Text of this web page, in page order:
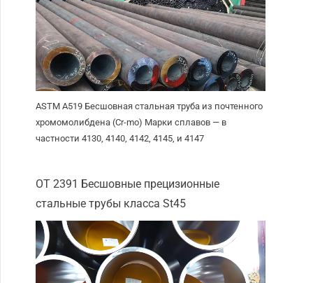
ASTM A519 Бесшовная стальная труба из почтенного
хромомолибдена (Cr-mo) Марки сплавов — в
частности 4130, 4140, 4142, 4145, и 4147
ОТ 2391 Бесшовные прецизионные
стальные трубы класса St45